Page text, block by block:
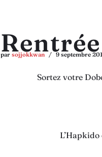
parsojjokkwan 9 septembre
Sortez votre